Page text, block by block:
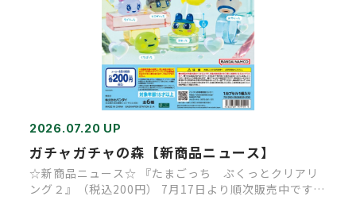
2026.07.20 UP
ガチャガチャの森【新商品ニュース】
☆新商品ニュース☆ 『たまごっち ぷくっとクリアリ
ング２』（税込200円） 7月17日より順次販売中です。